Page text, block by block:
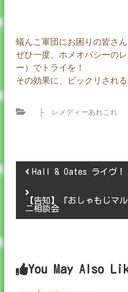
蟻んこ軍団にお困りの皆さん
ぜひ一度、ホメオパシーの
ー）でトライを！
その効果に、ビックリされる
├ レメディーあれこれ
投
稿
Hall & Oates ライヴ！
【告知】『おしゃもじマ
ニ相談会
You May Also